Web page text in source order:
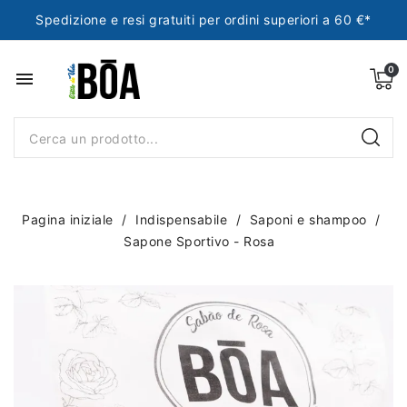
Spedizione e resi gratuiti per ordini superiori a 60 €*
menu
Pagina iniziale Indispensabile
Saponi e shampoo
Sapone Sportivo - Rosa